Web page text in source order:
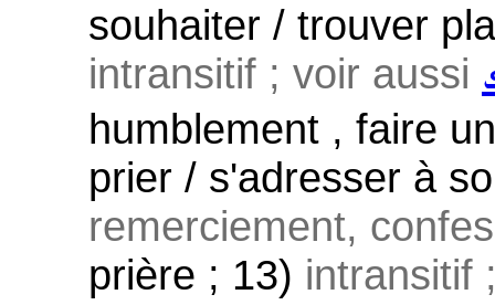
souhaiter / trouver
intransitif ; voir aussi
humblement , faire
prier / s'adresser à
remerciement,
prière ; 13) intransitif